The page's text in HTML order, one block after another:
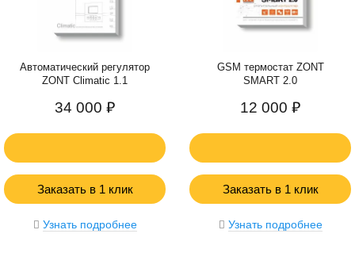
Автоматический регулятор
ZONT Climatic 1.1
34 000 ₽
Заказать в 1 клик
Узнать подробнее
GSM термостат ZONT
SMART 2.0
12 000 ₽
Заказать в 1 клик
Узнать подробнее